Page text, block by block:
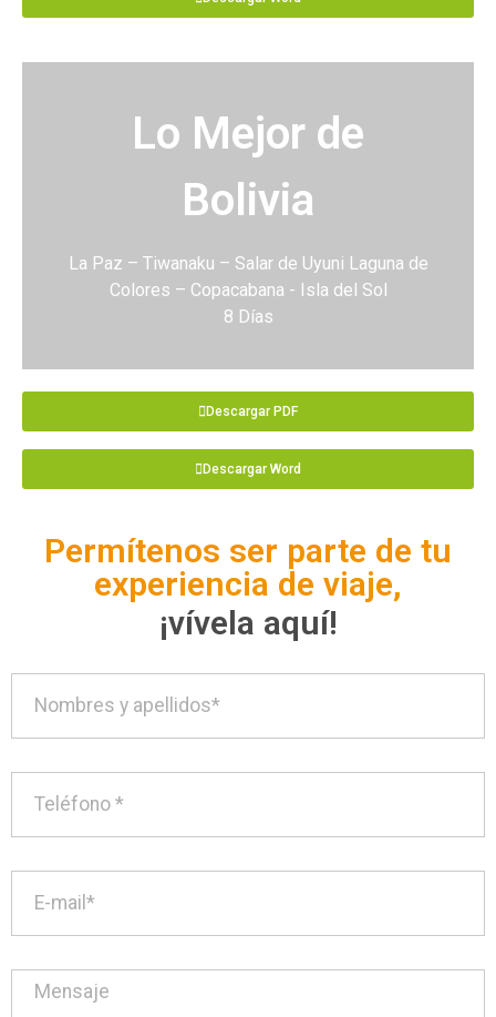
Lo Mejor de
Bolivia
La Paz – Tiwanaku – Salar de Uyuni Laguna de
Colores – Copacabana - Isla del Sol
8 Días
Descargar PDF
Descargar Word
Permítenos ser parte de tu
experiencia de viaje,
¡vívela aquí!